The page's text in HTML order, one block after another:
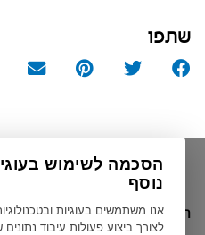
שתפו
הסכמה לשימוש
נוסף
אנו משתמשים בעוגיות
לצורך ביצוע פעולות עיבוד נתונים
הארץ הנוכחית שלך